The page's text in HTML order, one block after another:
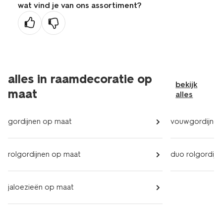
wat vind je van ons assortiment?
alles in raamdecoratie op
maat
bekijk
alles
gordijnen op maat
rolgordijnen op maat
jaloezieën op maat
duo